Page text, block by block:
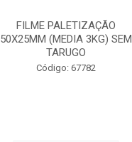
FILME PALETIZAÇÃO
50X25MM (MEDIA 3KG) SEM
TARUGO
Código: 67782